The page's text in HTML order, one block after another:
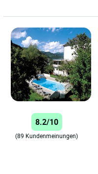
8.2/10
(89 Kundenmeinungen)